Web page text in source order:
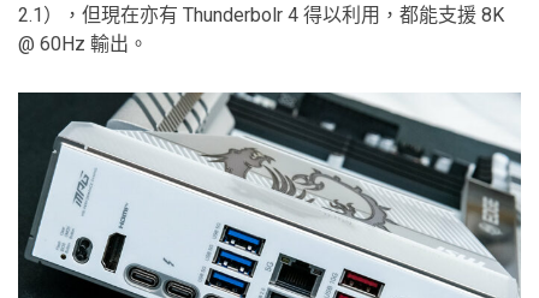
2.1），但現在亦有 Thunderbolr 4 得以利用，都能支援 8K
@ 60Hz 輸出。